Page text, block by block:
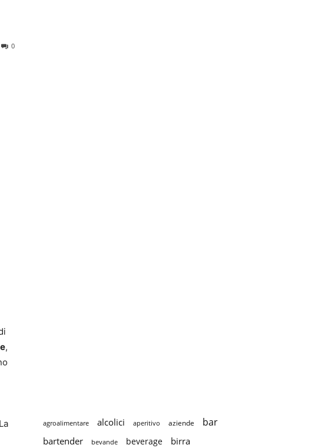
0
,
agroalimentare alcolici aperitivo aziende bar
bartender bevande beverage birra